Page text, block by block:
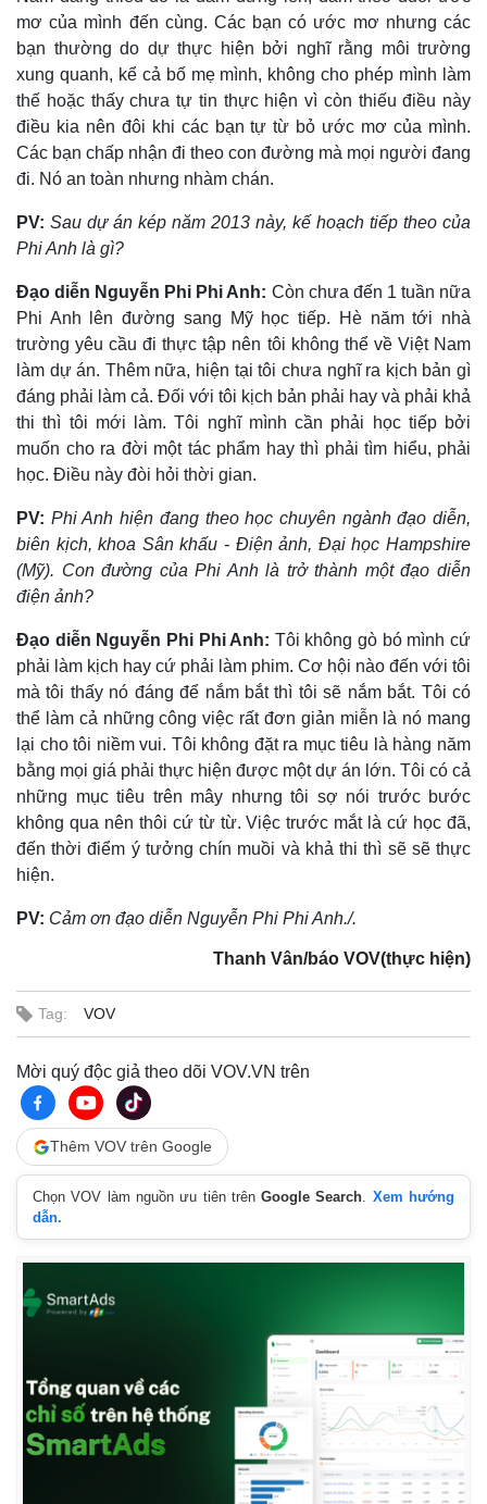
Tin nóng
Tư vấn luật
Quân sự - Quốc phòng
mơ của mình đến cùng. Các bạn có ước mơ nhưng các
bạn thường do dự thực hiện bởi nghĩ rằng môi trường
xung quanh, kể cả bố mẹ mình, không cho phép mình làm
thế hoặc thấy chưa tự tin thực hiện vì còn thiếu điều này
điều kia nên đôi khi các bạn tự từ bỏ ước mơ của mình.
Các bạn chấp nhận đi theo con đường mà mọi người đang
đi. Nó an toàn nhưng nhàm chán.
PV: Sau dự án kép năm 2013 này, kế hoạch tiếp theo của
Phi Anh là gì?
Đạo diễn Nguyễn Phi Phi Anh: Còn chưa đến 1 tuần nữa
Phi Anh lên đường sang Mỹ học tiếp. Hè năm tới nhà
trường yêu cầu đi thực tập nên tôi không thể về Việt Nam
làm dự án. Thêm nữa, hiện tại tôi chưa nghĩ ra kịch bản gì
đáng phải làm cả. Đối với tôi kịch bản phải hay và phải khả
thi thì tôi mới làm. Tôi nghĩ mình cần phải học tiếp bởi
muốn cho ra đời một tác phẩm hay thì phải tìm hiểu, phải
học. Điều này đòi hỏi thời gian.
PV: Phi Anh hiện đang theo học chuyên ngành đạo diễn,
biên kịch, khoa Sân khấu - Điện ảnh, Đại học Hampshire
(Mỹ). Con đường của Phi Anh là trở thành một đạo diễn
điện ảnh?
Đạo diễn Nguyễn Phi Phi Anh: Tôi không gò bó mình cứ
phải làm kịch hay cứ phải làm phim. Cơ hội nào đến với tôi
mà tôi thấy nó đáng để nắm bắt thì tôi sẽ nắm bắt. Tôi có
thể làm cả những công việc rất đơn giản miễn là nó mang
lại cho tôi niềm vui. Tôi không đặt ra mục tiêu là hàng năm
bằng mọi giá phải thực hiện được một dự án lớn. Tôi có cả
những mục tiêu trên mây nhưng tôi sợ nói trước bước
không qua nên thôi cứ từ từ. Việc trước mắt là cứ học đã,
đến thời điểm ý tưởng chín muồi và khả thi thì sẽ sẽ thực
hiện.
PV: Cảm ơn đạo diễn Nguyễn Phi Phi Anh./.
Thanh Vân/báo VOV(thực hiện)
Tag: VOV
Mời quý độc giả theo dõi VOV.VN trên
Thêm VOV trên Google
Chọn VOV làm nguồn ưu tiên trênGoogle Search. Xem hướng
dẫn.